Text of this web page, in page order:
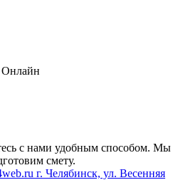
Онлайн
с нами удобным способом. Мы
смету.
г. Челябинск, ул. Весенняя